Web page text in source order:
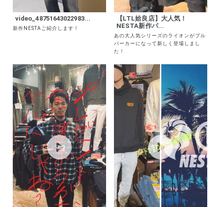
video_48751643022983...
新作NESTAご紹介します！
【LTL姶良店】大人気！
NESTA新作パ...
あの大人気シリーズのライオンがプル
パーカーになって新しく登場しまし
た！